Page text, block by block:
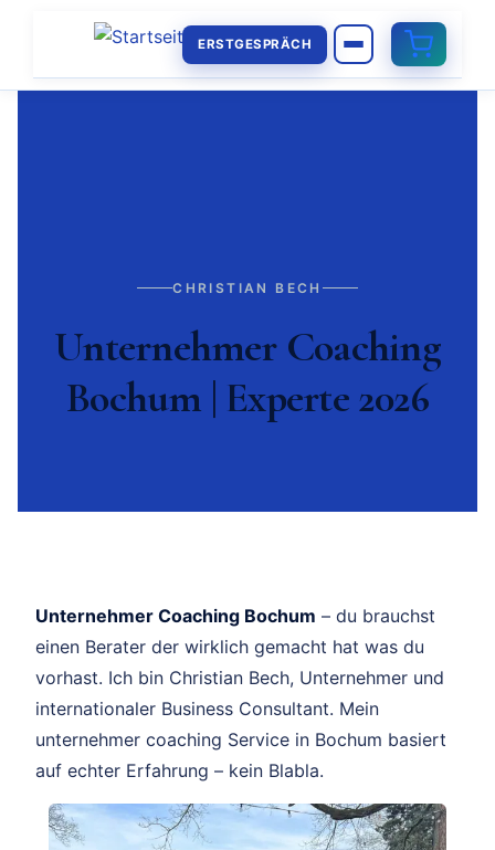
ERSTGESPRÄCH
CHRISTIAN BECH
Unternehmer Coaching
Bochum | Experte 2026
Unternehmer Coaching Bochum – du brauchst
einen Berater der wirklich gemacht hat was du
vorhast. Ich bin Christian Bech, Unternehmer und
internationaler Business Consultant. Mein
unternehmer coaching Service in Bochum basiert
auf echter Erfahrung – kein Blabla.